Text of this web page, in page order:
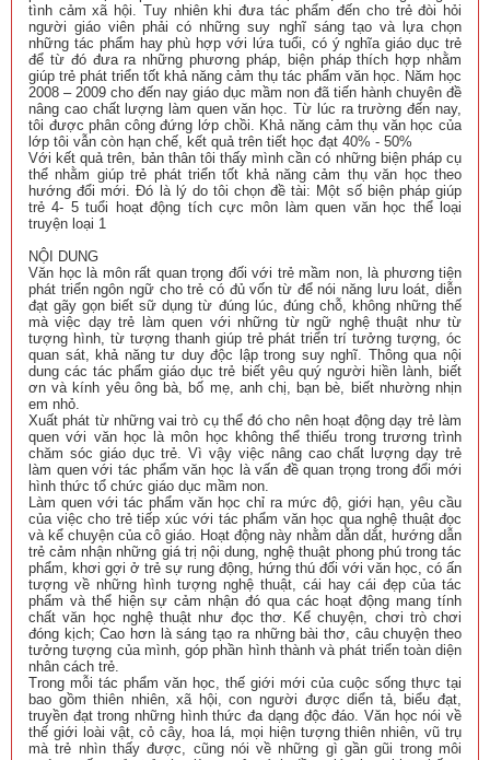
tình cảm xã hội. Tuy nhiên khi đưa tác phẩm đến cho trẻ đòi hỏi
người giáo viên phải có những suy nghĩ sáng tạo và lựa chọn
những tác phẩm hay phù hợp với lứa tuổi, có ý nghĩa giáo dục trẻ
để từ đó đưa ra những phương pháp, biện pháp thích hợp nhằm
giúp trẻ phát triển tốt khả năng cảm thụ tác phẩm văn học. Năm học
2008 – 2009 cho đến nay giáo dục mầm non đã tiến hành chuyên đề
nâng cao chất lượng làm quen văn học. Từ lúc ra trường đến nay,
tôi được phân công đứng lớp chồi. Khả năng cảm thụ văn học của
lớp tôi vẫn còn hạn chế, kết quả trên tiết học đạt 40% - 50%
Với kết quả trên, bản thân tôi thấy mình cần có những biện pháp cụ
thể nhằm giúp trẻ phát triển tốt khả năng cảm thụ văn học theo
hướng đổi mới. Đó là lý do tôi chọn đề tài: Một số biện pháp giúp
trẻ 4- 5 tuổi hoạt động tích cực môn làm quen văn học thể loại
truyện loại 1
NỘI DUNG
Văn học là môn rất quan trọng đối với trẻ mầm non, là phương tiện
phát triển ngôn ngữ cho trẻ có đủ vốn từ để nói năng lưu loát, diễn
đạt gãy gọn biết sữ dụng từ đúng lúc, đúng chỗ, không những thế
mà việc dạy trẻ làm quen với những từ ngữ nghệ thuật như từ
tượng hình, từ tượng thanh giúp trẻ phát triển trí tưởng tượng, óc
quan sát, khả năng tư duy độc lập trong suy nghĩ. Thông qua nội
dung các tác phẩm giáo dục trẻ biết yêu quý người hiền lành, biết
ơn và kính yêu ông bà, bố mẹ, anh chị, bạn bè, biết nhường nhịn
em nhỏ.
Xuất phát từ những vai trò cụ thể đó cho nên hoạt động dạy trẻ làm
quen với văn học là môn học không thể thiếu trong trương trình
chăm sóc giáo dục trẻ. Vì vậy việc nâng cao chất lượng dạy trẻ
làm quen với tác phẩm văn học là vấn đề quan trọng trong đổi mới
hình thức tổ chức giáo dục mầm non.
Làm quen với tác phẩm văn học chỉ ra mức độ, giới hạn, yêu cầu
của việc cho trẻ tiếp xúc với tác phẩm văn học qua nghệ thuật đọc
và kể chuyện của cô giáo. Hoạt động này nhằm dẫn dắt, hướng dẫn
trẻ cảm nhận những giá trị nội dung, nghệ thuật phong phú trong tác
phẩm, khơi gợi ở trẻ sự rung động, hứng thú đối với văn học, có ấn
tượng về những hình tượng nghệ thuật, cái hay cái đẹp của tác
phẩm và thể hiện sự cảm nhận đó qua các hoạt động mang tính
chất văn học nghệ thuật như đọc thơ. Kể chuyện, chơi trò chơi
đóng kịch; Cao hơn là sáng tạo ra những bài thơ, câu chuyện theo
tưởng tượng của mình, góp phần hình thành và phát triển toàn diện
nhân cách trẻ.
Trong mỗi tác phẩm văn học, thế giới mới của cuộc sống thực tại
bao gồm thiên nhiên, xã hội, con người được diển tả, biểu đạt,
truyền đạt trong những hình thức đa dạng độc đáo. Văn học nói về
thế giới loài vật, cỏ cây, hoa lá, mọi hiện tượng thiên nhiên, vũ trụ
mà trẻ nhìn thấy được, cũng nói về những gì gần gũi trong môi